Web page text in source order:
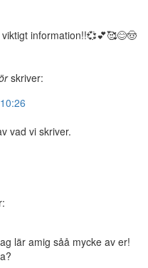
information!!💞💕🥰😊🤠
skriver:
vad vi skriver.
lär amig såå mycke av er!